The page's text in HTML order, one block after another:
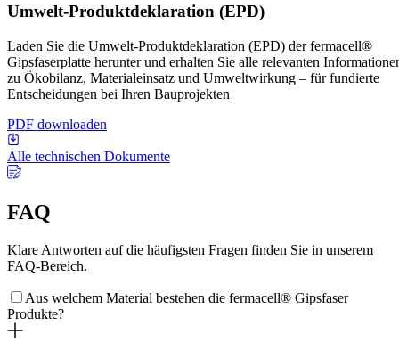
Umwelt-Produktdeklaration (EPD)
Laden Sie die Umwelt-Produktdeklaration (EPD) der fermacell®
Gipsfaserplatte herunter und erhalten Sie alle relevanten
zu Ökobilanz, Materialeinsatz und Umweltwirkung – für fundierte
Entscheidungen bei Ihren Bauprojekten
PDF downloaden
Alle technischen Dokumente
FAQ
Klare Antworten auf die häufigsten Fragen finden Sie in unserem
FAQ-Bereich.
Aus welchem Material bestehen die fermacell® Gipsfaser
Produkte?